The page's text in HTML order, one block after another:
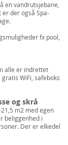
en vandrutsjebane,
er der også Spa-
fx pool,
alle er indrettet
WiFi, safeboks
og skrå
m2 med egen
beliggenhed i
Der er elkedel